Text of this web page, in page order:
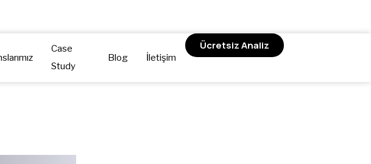
Case
Study
Blog İletişim
Ücretsiz Analiz